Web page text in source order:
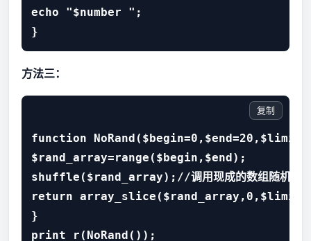
echo "$number ";
}
方法三：
function
$rand_array=range($begin,$end);
shuffle($rand_array);//调用现成的数组随机排
return
}
print_r(NoRand());
复制